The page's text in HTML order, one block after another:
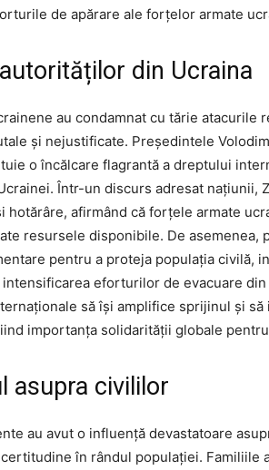
de apărare ale forțelor armate
din Ucraina
au condamnat cu tărie atacurile
și nejustificate. Președintele
o încălcare flagrantă a dreptului
Într-un discurs adresat națiunii,
hotărâre, afirmând că forțele armate
resursele disponibile. De asemenea,
pentru a proteja populația civilă,
intensificarea eforturilor de evacuare
să își amplifice sprijinul și
importanța solidarității globale
asupra civililor
au avut o influență devastatoare
în rândul populației. Familiile